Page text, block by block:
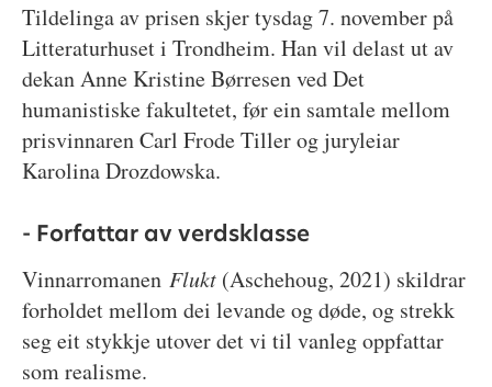
Tildelinga av prisen skjer tysdag 7. november på
Litteraturhuset i Trondheim. Han vil delast ut av
dekan Anne Kristine Børresen ved Det
humanistiske fakultetet, før ein samtale mellom
prisvinnaren Carl Frode Tiller og juryleiar
Karolina Drozdowska.
- Forfattar av verdsklasse
Vinnarromanen Flukt(Aschehoug, 2021) skildrar
forholdet mellom dei levande og døde, og strekk
seg eit stykkje utover det vi til vanleg oppfattar
som realisme.